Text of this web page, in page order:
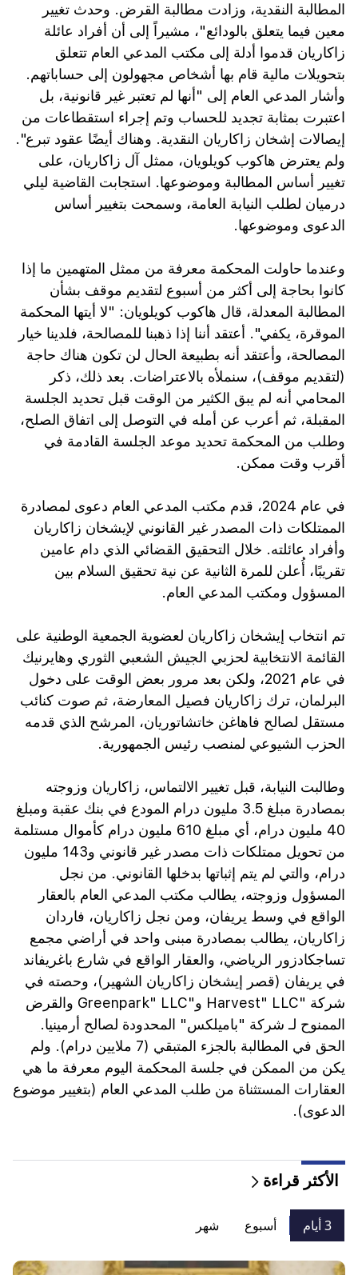
المطالبة النقدية، وزادت مطالبة القرض. وحدث تغيير
معين فيما يتعلق بالودائع"، مشيراً إلى أن أفراد عائلة
زاكاريان قدموا أدلة إلى مكتب المدعي العام تتعلق
بتحويلات مالية قام بها أشخاص مجهولون إلى حساباتهم.
وأشار المدعي العام إلى "أنها لم تعتبر غير قانونية، بل
اعتبرت بمثابة تجديد للحساب وتم إجراء استقطاعات من
إيصالات إشخان زاكاريان النقدية. وهناك أيضًا عقود تبرع".
ولم يعترض هاكوب كويلويان، ممثل آل زاكاريان، على
تغيير أساس المطالبة وموضوعها. استجابت القاضية ليلي
درميان لطلب النيابة العامة، وسمحت بتغيير أساس
الدعوى وموضوعها.
وعندما حاولت المحكمة معرفة من ممثل المتهمين ما إذا
كانوا بحاجة إلى أكثر من أسبوع لتقديم موقف بشأن
المطالبة المعدلة، قال هاكوب كويلويان: "لا أيتها المحكمة
الموقرة، يكفي". أعتقد أننا إذا ذهبنا للمصالحة، فلدينا خيار
المصالحة، وأعتقد أنه بطبيعة الحال لن تكون هناك حاجة
(لتقديم موقف)، سنملأه بالاعتراضات. بعد ذلك، ذكر
المحامي أنه لم يبق الكثير من الوقت قبل تحديد الجلسة
المقبلة، ثم أعرب عن أمله في التوصل إلى اتفاق الصلح،
وطلب من المحكمة تحديد موعد الجلسة القادمة في
أقرب وقت ممكن.
في عام 2024، قدم مكتب المدعي العام دعوى لمصادرة
الممتلكات ذات المصدر غير القانوني لإيشخان زاكاريان
وأفراد عائلته. خلال التحقيق القضائي الذي دام عامين
تقريبًا، أُعلن للمرة الثانية عن نية تحقيق السلام بين
المسؤول ومكتب المدعي العام.
تم انتخاب إيشخان زاكاريان لعضوية الجمعية الوطنية على
القائمة الانتخابية لحزبي الجيش الشعبي الثوري وهايرنيك
في عام 2021، ولكن بعد مرور بعض الوقت على دخول
البرلمان، ترك زاكاريان فصيل المعارضة، ثم صوت كنائب
مستقل لصالح فاهاغن خاتشاتوريان، المرشح الذي قدمه
الحزب الشيوعي لمنصب رئيس الجمهورية.
وطالبت النيابة، قبل تغيير الالتماس، زاكاريان وزوجته
بمصادرة مبلغ 3.5 مليون درام المودع في بنك عقبة ومبلغ
40 مليون درام، أي مبلغ 610 مليون درام كأموال مستلمة
من تحويل ممتلكات ذات مصدر غير قانوني و143 مليون
درام، والتي لم يتم إثباتها بدخلها القانوني. من نجل
المسؤول وزوجته، يطالب مكتب المدعي العام بالعقار
الواقع في وسط يريفان، ومن نجل زاكاريان، فاردان
زاكاريان، يطالب بمصادرة مبنى واحد في أراضي مجمع
تساجكادزور الرياضي، والعقار الواقع في شارع باغريفاند
في يريفان (قصر إيشخان زاكاريان الشهير)، وحصته في
شركة "Harvest" LLC و"Greenpark" LLC والقرض
الممنوح لـ شركة "باميلكس" المحدودة لصالح أرمينيا.
الحق في المطالبة بالجزء المتبقي (7 ملايين درام). ولم
يكن من الممكن في جلسة المحكمة اليوم معرفة ما هي
العقارات المستثناة من طلب المدعي العام (بتغيير موضوع
الدعوى).
الأكثر قراءة
3 أيام أسبوع شهر